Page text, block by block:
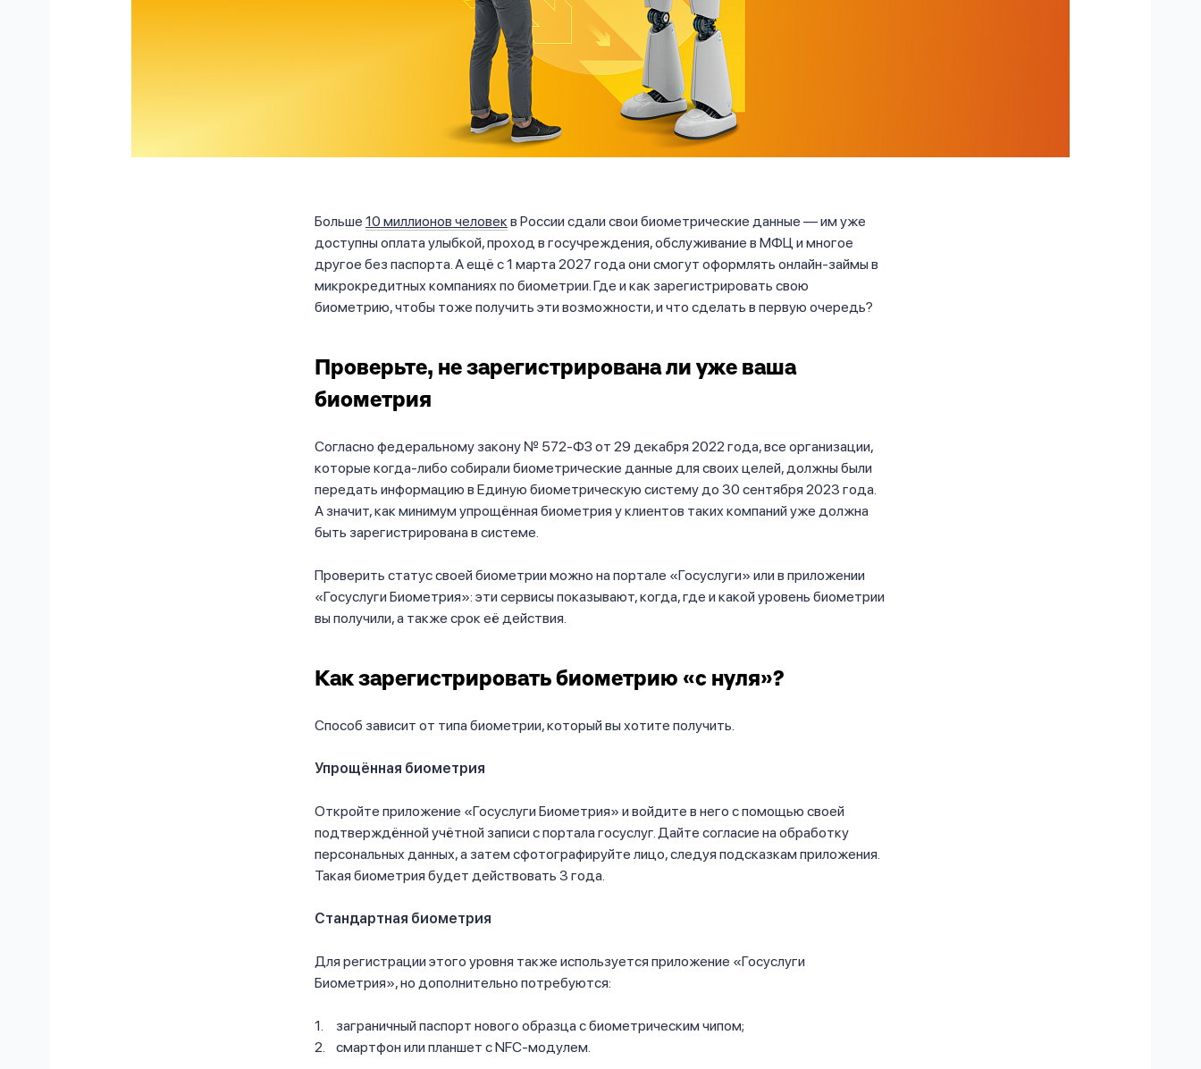
Больше 10 миллионов человек в России сдали свои биометрические данные — им уже
доступны оплата улыбкой, проход в госучреждения, обслуживание в МФЦ и многое
другое без паспорта. А ещё с 1 марта 2027 года они смогут оформлять онлайн-займы в
микрокредитных компаниях по биометрии. Где и как зарегистрировать свою
биометрию, чтобы тоже получить эти возможности, и что сделать в первую очередь?
Проверьте, не зарегистрирована ли уже ваша
биометрия
Согласно федеральному закону № 572-ФЗ от 29 декабря 2022 года, все организации,
которые когда-либо собирали биометрические данные для своих целей, должны были
передать информацию в Единую биометрическую систему до 30 сентября 2023 года.
А значит, как минимум упрощённая биометрия у клиентов таких компаний уже должна
быть зарегистрирована в системе.
Проверить статус своей биометрии можно на портале «Госуслуги» или в приложении
«Госуслуги Биометрия»: эти сервисы показывают, когда, где и какой уровень биометрии
вы получили, а также срок её действия.
Как зарегистрировать биометрию «с нуля»?
Способ зависит от типа биометрии, который вы хотите получить.
Упрощённая биометрия
Откройте приложение «Госуслуги Биометрия» и войдите в него с помощью своей
подтверждённой учётной записи с портала госуслуг. Дайте согласие на обработку
персональных данных, а затем сфотографируйте лицо, следуя подсказкам приложения.
Такая биометрия будет действовать 3 года.
Стандартная биометрия
Для регистрации этого уровня также используется приложение «Госуслуги
Биометрия», но дополнительно потребуются:
заграничный паспорт нового образца с биометрическим чипом;
смартфон или планшет с NFC-модулем.